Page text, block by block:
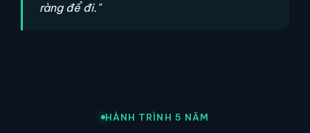
ràng để đi."
HÀNH TRÌNH 5 NĂM